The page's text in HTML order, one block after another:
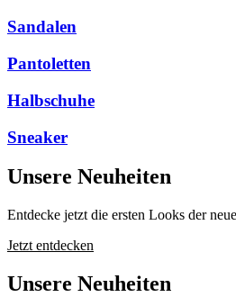
Sandalen
Pantoletten
Halbschuhe
Sneaker
Unsere Neuheiten
Entdecke jetzt die ersten Looks der
Jetzt entdecken
Unsere Neuheiten